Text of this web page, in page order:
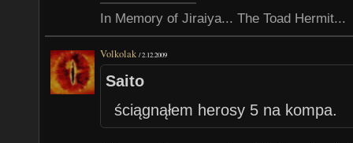
In Memory of Jiraiya... The Toad Hermit...
Volkolak /2.12.2009
Saito
ściągnąłem herosy 5 na kompa.